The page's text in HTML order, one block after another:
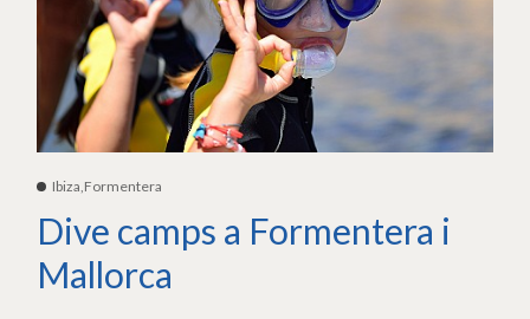
Ibiza,Formentera
Dive camps a Formentera i
Mallorca